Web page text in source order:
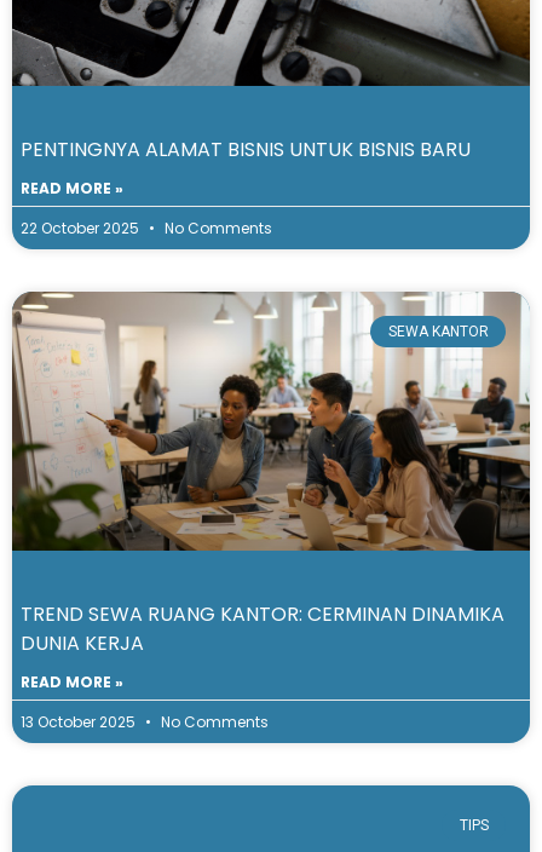
PENTINGNYA ALAMAT BISNIS UNTUK BISNIS BARU
22 October 2025
No Comments
SEWA KANTOR
TREND SEWA RUANG KANTOR: CERMINAN DINAMIKA
DUNIA KERJA
13 October 2025
No Comments